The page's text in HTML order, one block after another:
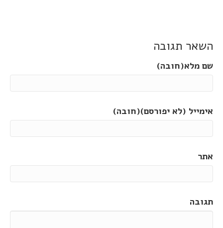
השאר תגובה
שם מלא(חובה)
אימייל (לא יפורסם)(חובה)
אתר
תגובה